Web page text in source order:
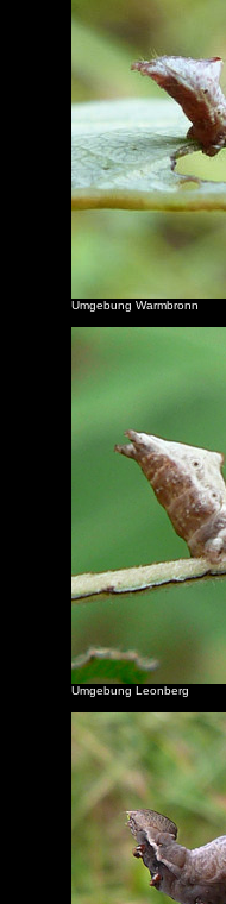
Umgebung Warmbronn
Umgebung Leonberg